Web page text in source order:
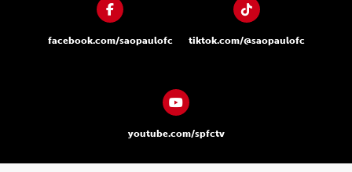
facebook.com/saopaulofc tiktok.com/@saopaulofc
youtube.com/spfctv